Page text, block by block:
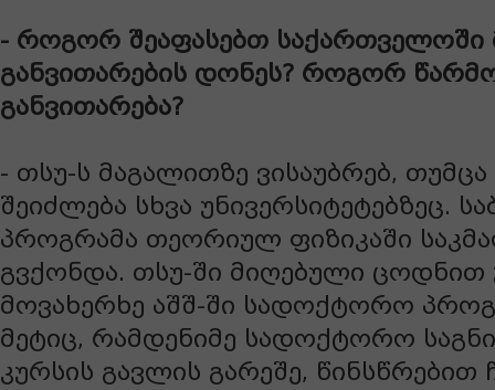
- როგორ შეაფასებთ საქართველოში
განვითარების დონეს? როგორ
განვითარება?
- თსუ-ს მაგალითზე ვისაუბრებ,
შეიძლება სხვა უნივერსიტეტებზეც.
პროგრამა თეორიულ ფიზიკაში
გვქონდა. თსუ-ში მიღებული
მოვახერხე აშშ-ში სადოქტორო
მეტიც, რამდენიმე სადოქტორო
კურსის გავლის გარეშე, წინსწრებით